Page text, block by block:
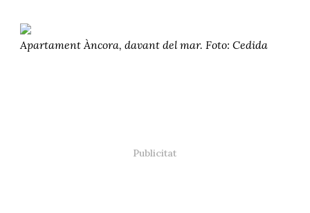
Apartament Àncora, davant del mar. Foto: Cedida